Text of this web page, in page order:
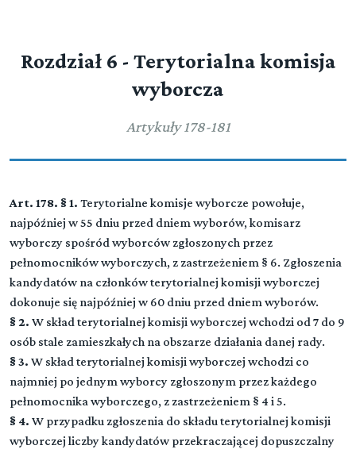
Rozdział 6 - Terytorialna komisja
wyborcza
Artykuły 178-181
Art. 178. § 1. Terytorialne komisje wyborcze powołuje,
najpóźniej w 55 dniu przed dniem wyborów, komisarz
wyborczy spośród wyborców zgłoszonych przez
pełnomocników wyborczych, z zastrzeżeniem § 6. Zgłoszenia
kandydatów na członków terytorialnej komisji wyborczej
dokonuje się najpóźniej w 60 dniu przed dniem wyborów.
§ 2. W skład terytorialnej komisji wyborczej wchodzi od 7 do 9
osób stale zamieszkałych na obszarze działania danej rady.
§ 3. W skład terytorialnej komisji wyborczej wchodzi co
najmniej po jednym wyborcy zgłoszonym przez każdego
pełnomocnika wyborczego, z zastrzeżeniem § 4 i 5.
§ 4. W przypadku zgłoszenia do składu terytorialnej komisji
wyborczej liczby kandydatów przekraczającej dopuszczalny